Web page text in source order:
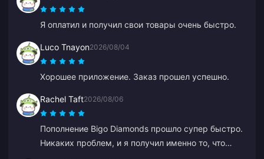
Я оплатил и получил свои товары очень быстро.
Luco Tnayon2026/08/04
Хорошее приложение. Заказ прошел успешно.
Rachel Taft2026/08/06
Пополнение Bigo Diamonds прошло супер быстро.
Никаких проблем, и я получил именно то, что